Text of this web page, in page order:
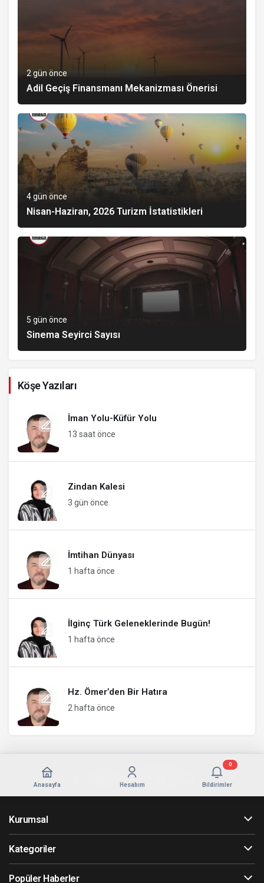
2 gün önce
Adil Geçiş Finansmanı Mekanizması Önerisi
4 gün önce
Nisan-Haziran, 2026 Turizm İstatistikleri
5 gün önce
Sinema Seyirci Sayısı
Köşe Yazıları
İman Yolu-Küfür Yolu
13 saat önce
Zindan Kalesi
3 gün önce
İmtihan Dünyası
1 hafta önce
İlginç Türk Geleneklerinde Bugün!
1 hafta önce
Hz. Ömer’den Bir Hatıra
2 hafta önce
Anasayfa Hesabım Bildirimler
0
Kurumsal
Kategoriler
Popüler Haberler